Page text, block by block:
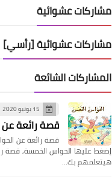
مشاركات عشوائية
مشاركات عشوائية [رأسي]
المشاركات الشائعة
15 يونيو 2020
قصة رائعة
قصة رائعة عن
إضغط عليها الحواس الخمسة, قصة
هيتعلمهم بك…